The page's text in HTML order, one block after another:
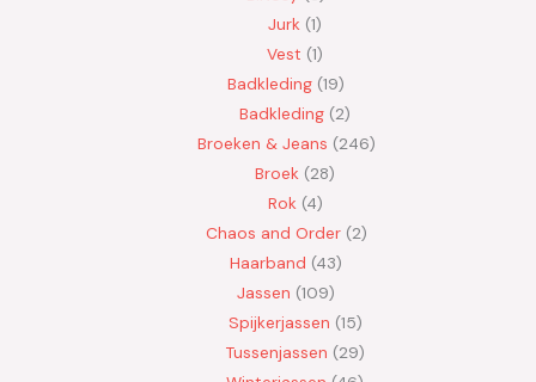
Jurk 1
Vest 1
Badkleding 19
Badkleding 2
Broeken & Jeans 246
Broek 28
Rok 4
Chaos and Order 2
Haarband 43
Jassen 109
Spijkerjassen 15
Tussenjassen 29